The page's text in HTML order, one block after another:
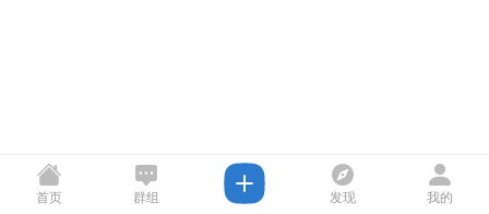
首页 群组 发现 我的